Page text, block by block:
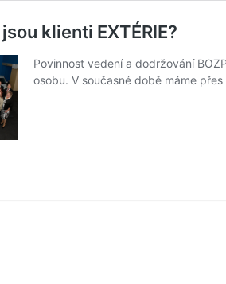
klienti EXTÉRIE?
Povinnost vedení a dodržování
osobu. V současné době máme